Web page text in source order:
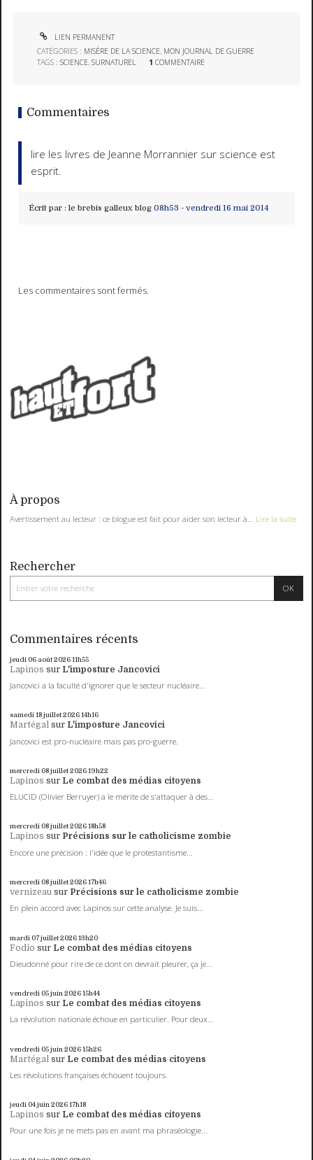
À propos
Avertissement au lecteur : ce blogue est fait pour aider son lecteur à... Lire la suite
Rechercher
Commentaires récents
jeudi 06 août 202611h55
Lapinos sur L'imposture Jancovici
Jancovici a la faculté d'ignorer que le secteur nucléaire...
samedi 18juillet 202614h16
Martégal sur L'imposture Jancovici
Jancovici est pro-nucléaire mais pas pro-guerre.
mercredi 08juillet 202619h22
Lapinos sur Le combat des médias citoyens
ELUCID (Olivier Berruyer) a le mérite de s'attaquer à des...
mercredi 08juillet 202618h58
Lapinos sur Précisions sur le catholicisme zombie
Encore une précision : l'idée que le protestantisme...
mercredi 08juillet 202617h46
vernizeau sur Précisions sur le catholicisme zombie
En plein accord avec Lapinos sur cette analyse. Je suis...
mardi 07juillet 202613h20
Fodio sur Le combat des médias citoyens
Dieudonné pour rire de ce dont on devrait pleurer, ça je...
vendredi 05juin 202615h44
Lapinos sur Le combat des médias citoyens
La révolution nationale échoue en particulier. Pour deux...
vendredi 05juin 202615h26
Martégal sur Le combat des médias citoyens
Les révolutions françaises échouent toujours.
jeudi 04juin 202617h18
Lapinos sur Le combat des médias citoyens
Pour une fois je ne mets pas en avant ma phraséologie...
LIEN PERMANENT
CATÉGORIES : MISÈRE DE LA SCIENCE, MON JOURNAL DE GUERRE
TAGS :SCIENCE,SURNATUREL 1 COMMENTAIRE
Commentaires
lire les livres de Jeanne Morrannier sur science est
esprit.
Écrit par : le brebis galleux blog 08h53 - vendredi 16 mai 2014
Les commentaires sont fermés.